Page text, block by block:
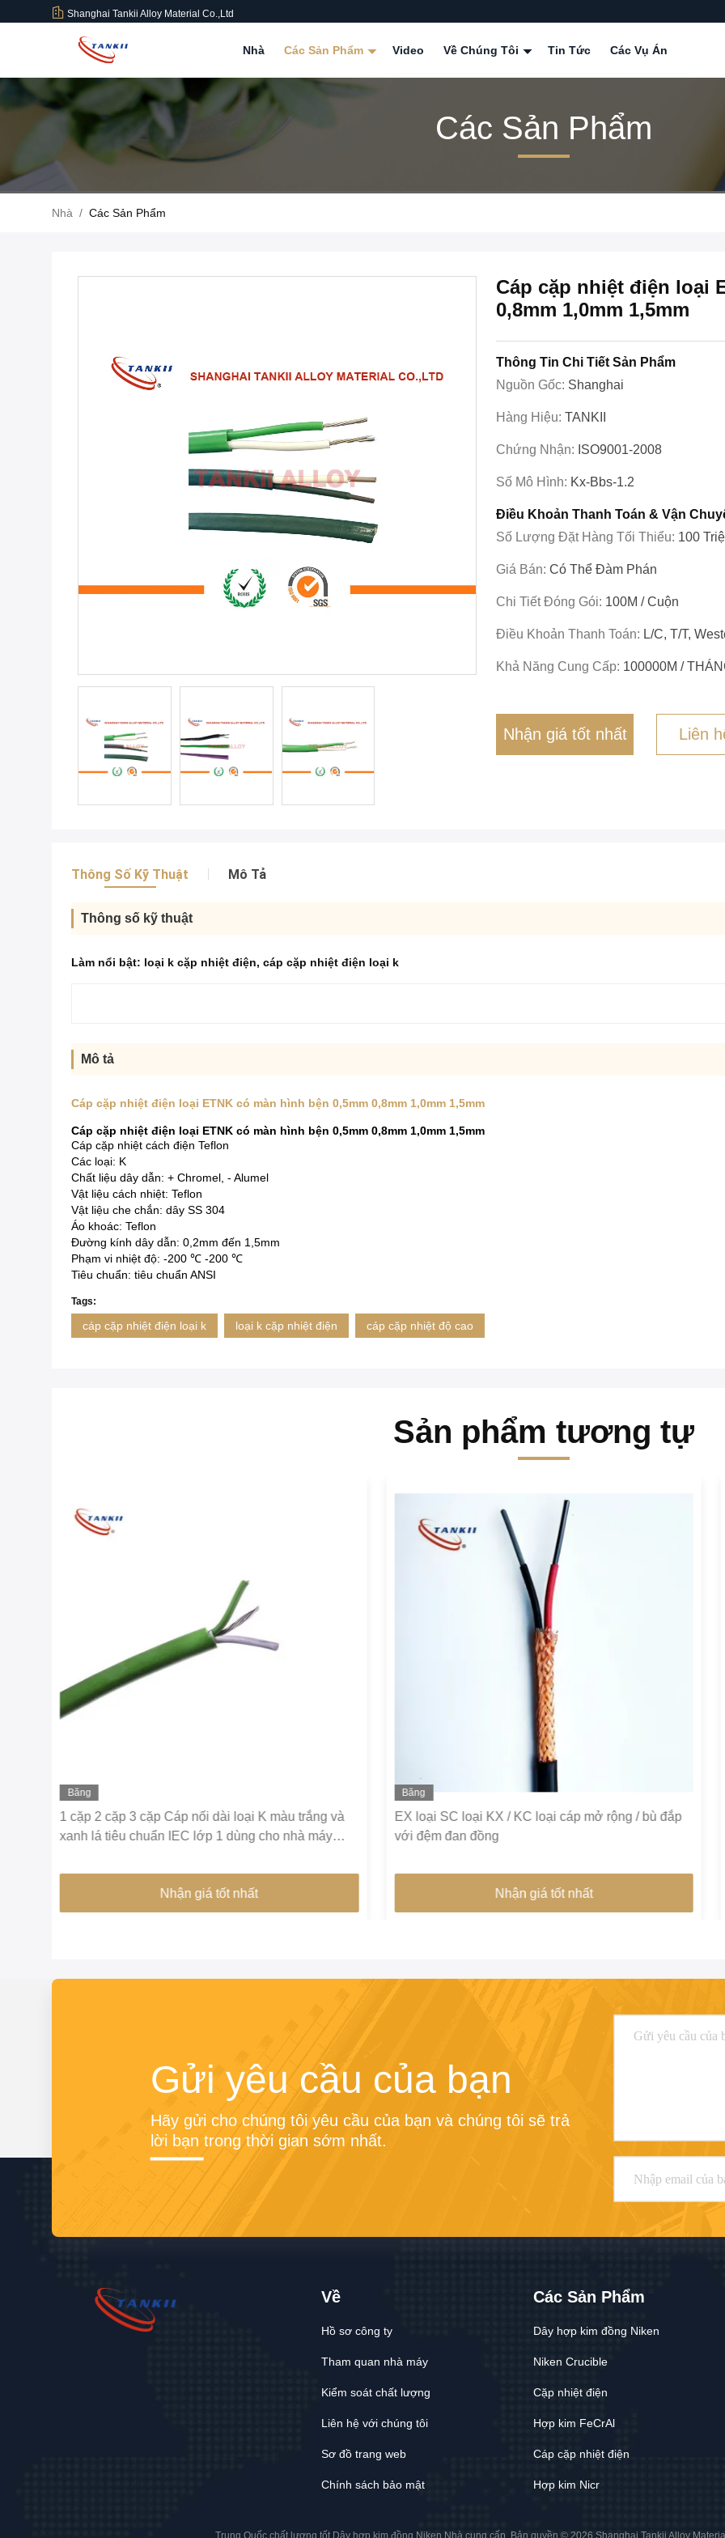
Shanghai Tankii Alloy Material Co.,Ltd
Nhà Các Sản Phẩm Video Về Chúng Tôi Tin Tức Các Vụ Án
Các Sản Phẩm
Nhà / Các Sản Phẩm
Cáp cặp nhiệt điện loại
0,8mm 1,0mm 1,5mm
Thông Tin Chi Tiết Sản Phẩm
Nguồn Gốc: Shanghai
Hàng Hiệu: TANKII
Chứng Nhận: ISO9001-2008
Số Mô Hình: Kx-Bbs-1.2
Điều Khoản Thanh Toán & Vận
Số Lượng Đặt Hàng Tối Thiểu: 100
Giá Bán: Có Thể Đàm Phán
Chi Tiết Đóng Gói: 100M / Cuộn
Điều Khoản Thanh Toán: L/c, T/T,
Khả Năng Cung Cấp: 100000M /
Nhận giá tốt nhất Liên
Thông Số Kỹ Thuật Mô Tả
Thông số kỹ thuật
Làm nổi bật: loại k cặp nhiệt điện, cáp cặp nhiệt điện loại k
Mô tả
Cáp cặp nhiệt điện loại ETNK có màn hình bện 0,5mm 0,8mm 1,0mm 1,5mm
Cáp cặp nhiệt điện loại ETNK có màn hình bện 0,5mm 0,8mm 1,0mm 1,5mm
Cáp cặp nhiệt cách điện Teflon
Các loại: K
Chất liệu dây dẫn: + Chromel, - Alumel
Vật liệu cách nhiệt: Teflon
Vật liệu che chắn: dây SS 304
Áo khoác: Teflon
Đường kính dây dẫn: 0,2mm đến 1,5mm
Phạm vi nhiệt độ: -200 ℃ -200 ℃
Tiêu chuẩn: tiêu chuẩn ANSI
Tags:
cáp cặp nhiệt điện loại k loại k cặp nhiệt điện cáp cặp nhiệt độ cao
Sản phẩm tương tự
Băng
hình
1 cặp 2 cặp 3 cặp Cáp nối dài loại K màu trắng và
xanh lá tiêu chuẩn IEC lớp 1 dùng cho nhà máy
Nhận giá tốt nhất
Băng
hình
EX loại SC loại KX / KC loại cáp mở rộng / bù đắp
với đệm đan đồng
Nhận giá tốt nhất
Gửi yêu cầu của bạn
Hãy gửi cho chúng tôi yêu cầu của bạn và chúng tôi sẽ trả
lời bạn trong thời gian sớm nhất.
Về
Hồ sơ công ty
Tham quan nhà máy
Kiểm soát chất lượng
Liên hệ với chúng tôi
Sơ đồ trang web
Chính sách bảo mật
Các Sản Phẩm
Dây hợp kim đồng Niken
Niken Crucible
Cặp nhiệt điện
Hợp kim FeCrAl
Cáp cặp nhiệt điện
Hợp kim Nicr
Trung Quốc chất lượng tốt Dây hợp kim đồng Niken Nhà cung cấp. Bản quyền © 2026 Shanghai Tankii Alloy